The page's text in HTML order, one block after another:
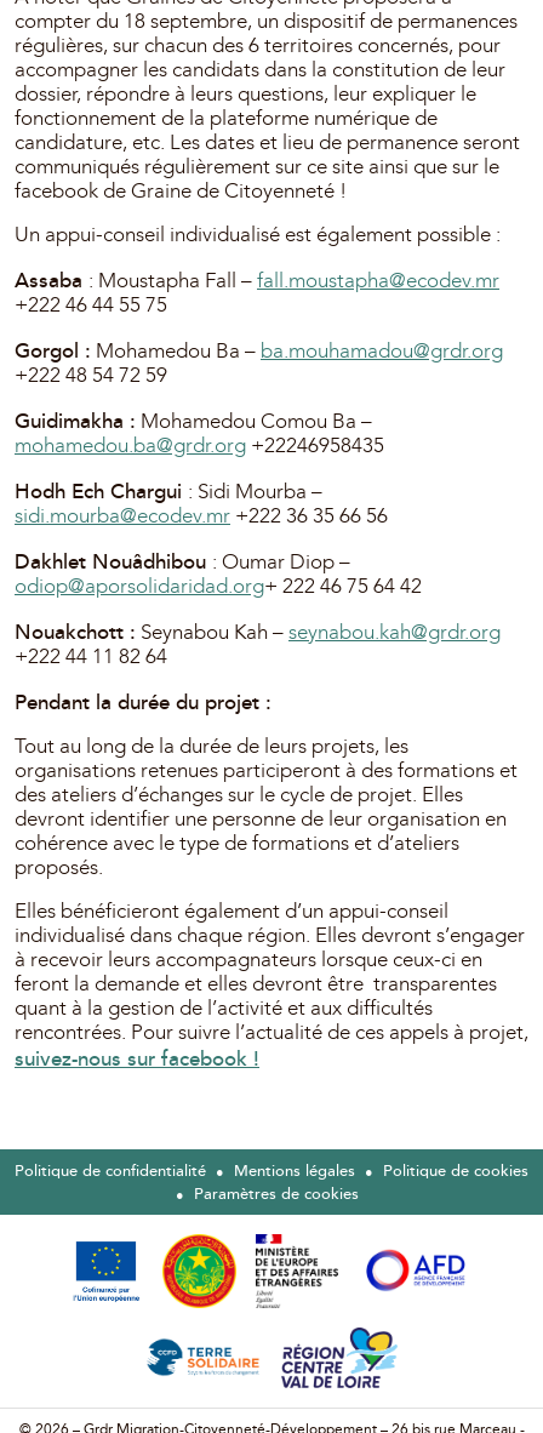
compter du 18 septembre, un dispositif de permanences
régulières, sur chacun des 6 territoires concernés, pour
accompagner les candidats dans la constitution de leur
dossier, répondre à leurs questions, leur expliquer le
fonctionnement de la plateforme numérique de
candidature, etc. Les dates et lieu de permanence seront
communiqués régulièrement sur ce site ainsi que sur le
facebook de Graine de Citoyenneté !
Un appui-conseil individualisé est également possible :
Assaba : Moustapha Fall –fall.moustapha@ecodev.mr
+222 46 44 55 75
Gorgol : Mohamedou Ba – ba.mouhamadou@grdr.org
+222 48 54 72 59
Guidimakha : Mohamedou Comou Ba –
mohamedou.ba@grdr.org +22246958435
Hodh Ech Chargui : Sidi Mourba –
sidi.mourba@ecodev.mr +222 36 35 66 56
Dakhlet Nouâdhibou : Oumar Diop –
odiop@aporsolidaridad.org+ 222 46 75 64 42
Nouakchott : Seynabou Kah –seynabou.kah@grdr.org
+222 44 11 82 64
Pendant la durée du projet :
Tout au long de la durée de leurs projets, les
organisations retenues participeront à des formations et
des ateliers d’échanges sur le cycle de projet. Elles
devront identifier une personne de leur organisation en
cohérence avec le type de formations et d’ateliers
proposés.
Elles bénéficieront également d’un appui-conseil
individualisé dans chaque région. Elles devront s’engager
à recevoir leurs accompagnateurs lorsque ceux-ci en
feront la demande et elles devront être transparentes
quant à la gestion de l’activité et aux difficultés
rencontrées. Pour suivre l’actualité de ces appels à projet,
suivez-nous sur facebook !
Politique de confidentialité Mentions légales
Politique de cookies
Paramètres de cookies